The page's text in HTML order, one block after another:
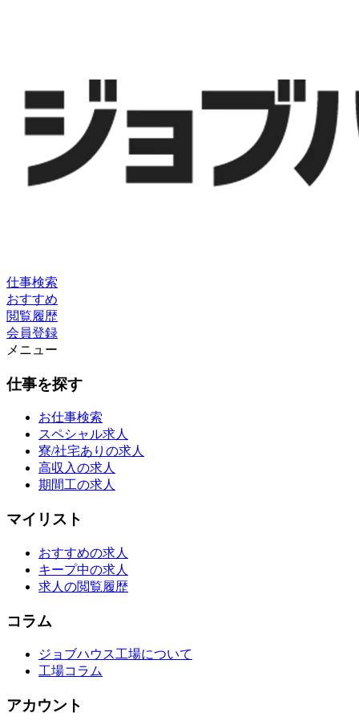
仕事検索
おすすめ
閲覧履歴
会員登録
メニュー
仕事を探す
お仕事検索
スペシャル求人
寮/社宅ありの求人
高収入の求人
期間工の求人
マイリスト
おすすめの求人
キープ中の求人
求人の閲覧履歴
コラム
ジョブハウス工場について
工場コラム
アカウント